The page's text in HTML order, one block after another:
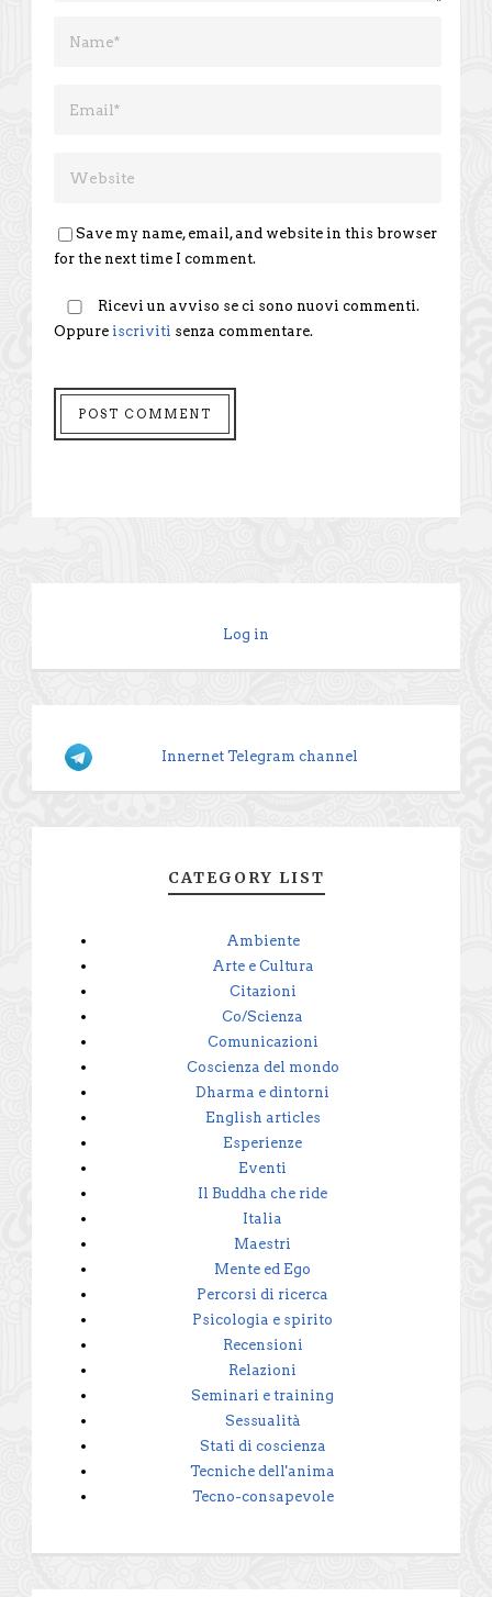
Save my name, email, and website in this browser
for the next time I comment.
Ricevi un avviso se ci sono nuovi commenti.
Oppure iscriviti senza commentare.
Log in
Innernet Telegram channel
CATEGORY LIST
Ambiente
Arte e Cultura
Citazioni
Co/Scienza
Comunicazioni
Coscienza del mondo
Dharma e dintorni
English articles
Esperienze
Eventi
Il Buddha che ride
Italia
Maestri
Mente ed Ego
Percorsi di ricerca
Psicologia e spirito
Recensioni
Relazioni
Seminari e training
Sessualità
Stati di coscienza
Tecniche dell'anima
Tecno-consapevole